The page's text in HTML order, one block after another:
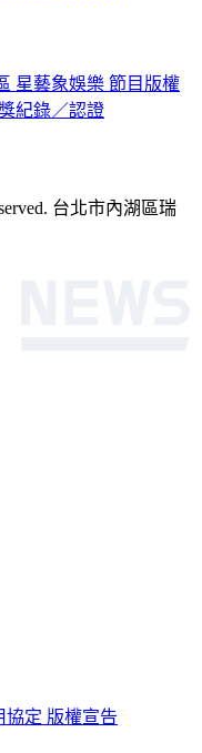
星藝象娛樂 節目版權
紀錄／認證
台北市內湖區瑞
協定 版權宣告